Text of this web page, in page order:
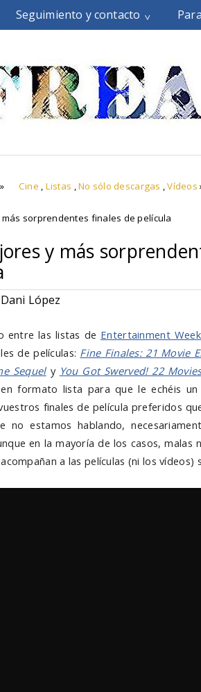
Seguimiento y contacto
» Cine , Listas ,No sólo descargas ,Vídeos
sorprendentes finales de película
y más
López
entre las listas de Entertainment Week
de películas: Fine Finales: 21 Movie
Sequely You Got Swerved! 22
formato lista para que le echéis
finales de película preferidos
no estamos hablando,
en la mayoría de los casos, malas
a las películas (ni los vídeos)